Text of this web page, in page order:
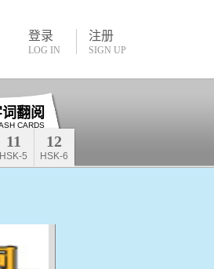
登录
LOG IN
注册
SIGN UP
翻阅
CARDS
11
HSK-5
12
HSK-6